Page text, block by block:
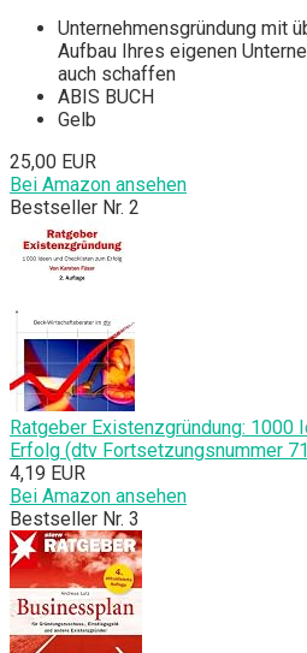
Unternehmensgründung mit
Aufbau Ihres eigenen
auch schaffen
ABIS BUCH
Gelb
25,00 EUR
Bei Amazon ansehen
Bestseller Nr. 2
Ratgeber Existenzgründung: 1000
Erfolg (dtv Fortsetzungsnummer
4,19 EUR
Bei Amazon ansehen
Bestseller Nr. 3